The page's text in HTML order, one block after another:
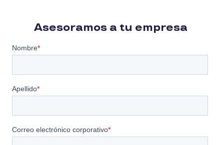
Asesoramos a tu empresa